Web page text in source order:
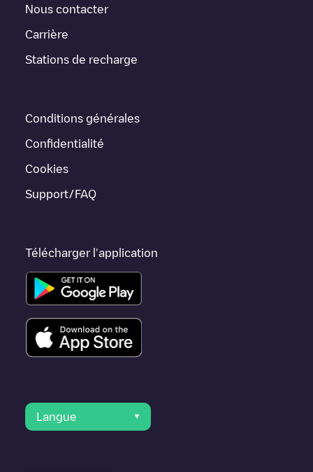
nécessaires pour que vous puissiez facilement recharger votre
PapeShell Recharge/18B92280
Si ce chargeurRillieux-la-Pape
chargeurs dansRillieux-la-Pape
villes telles que
elles sont proches et se trouvent dans
Nous contacter
Carrière
Stations de recharge
Conditions générales
Confidentialité
Cookies
Support/FAQ
Télécharger l'application
Langue